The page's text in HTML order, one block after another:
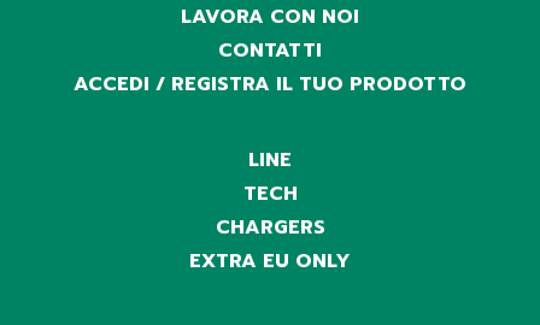
LAVORA CON NOI
CONTATTI
ACCEDI / REGISTRA IL TUO PRODOTTO
LINE
TECH
CHARGERS
EXTRA EU ONLY